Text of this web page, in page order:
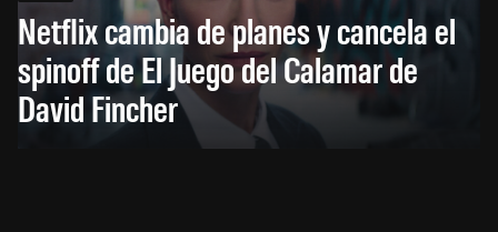
Netflix cambia de planes y cancela el
spinoff de El Juego del Calamar de
David Fincher